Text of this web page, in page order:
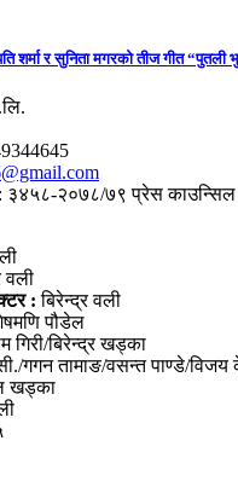
शर्मा र सुनिता मगरको तीज गीत “पुतली
नं: ३४५८-२०७८/७९ प्रेस
वली
:बिरेन्द्र वली
पौडेल
गिरी/बिरेन्द्र खड्का
गगन तामाङ/वसन्त पाण्डे/विजय
खड्का